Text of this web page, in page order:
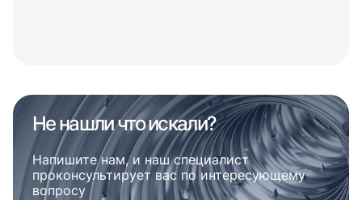
Не нашли что искали?
Напишите нам, и наш специалист
проконсультирует вас по интересующему
вопросу